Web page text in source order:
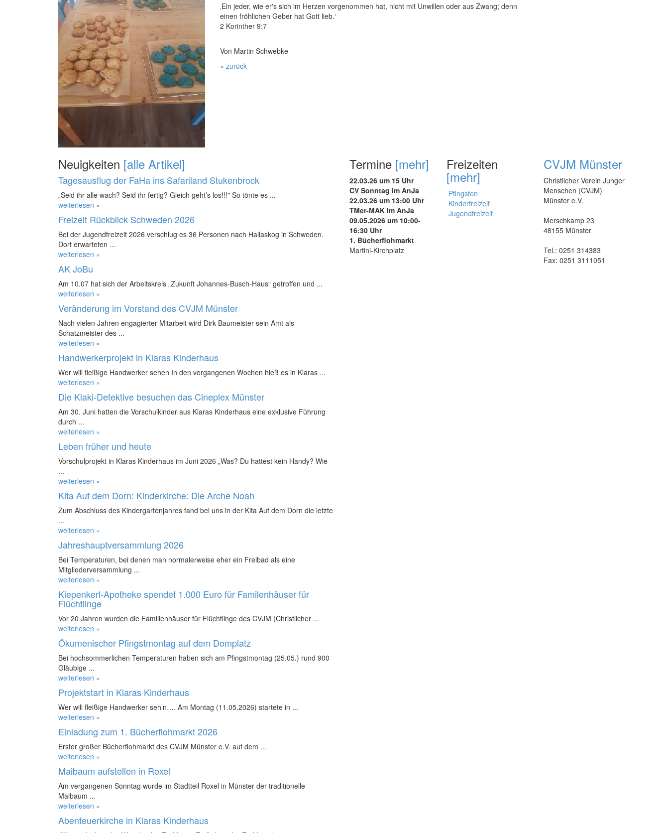
‚Ein jeder, wie er's sich im Herzen vorgenommen hat, nicht mit Unwillen oder aus Zwang; denn
einen fröhlichen Geber hat Gott lieb.‘
2 Korinther 9:7
Von Martin Schwebke
« zurück
Neuigkeiten [alle Artikel]
Tagesausflug der FaHa ins Safariland Stukenbrock
„Seid ihr alle wach? Seid ihr fertig? Gleich geht’s los!!!" So tönte es ...
weiterlesen »
Freizeit Rückblick Schweden 2026
Bei der Jugendfreizeit 2026 verschlug es 36 Personen nach Hallaskog in Schweden.
Dort erwarteten ...
weiterlesen »
AK JoBu
Am 10.07 hat sich der Arbeitskreis „Zukunft Johannes-Busch-Haus“ getroffen und ...
weiterlesen »
Veränderung im Vorstand des CVJM Münster
Nach vielen Jahren engagierter Mitarbeit wird Dirk Baumeister sein Amt als
Schatzmeister des ...
weiterlesen »
Handwerkerprojekt in Klaras Kinderhaus
Wer will fleißige Handwerker sehen In den vergangenen Wochen hieß es in Klaras ...
weiterlesen »
Die Klaki-Detektive besuchen das Cineplex Münster
Am 30. Juni hatten die Vorschulkinder aus Klaras Kinderhaus eine exklusive Führung
durch ...
weiterlesen »
Leben früher und heute
Vorschulprojekt in Klaras Kinderhaus im Juni 2026 „Was? Du hattest kein Handy? Wie
...
weiterlesen »
Kita Auf dem Dorn: Kinderkirche: Die Arche Noah
Zum Abschluss des Kindergartenjahres fand bei uns in der Kita Auf dem Dorn die letzte
...
weiterlesen »
Jahreshauptversammlung 2026
Bei Temperaturen, bei denen man normalerweise eher ein Freibad als eine
Mitgliederversammlung ...
weiterlesen »
Kiepenkerl-Apotheke spendet 1.000 Euro für Familenhäuser für
Flüchtlinge
Vor 20 Jahren wurden die Familienhäuser für Flüchtlinge des CVJM (Christlicher ...
weiterlesen »
Ökumenischer Pfingstmontag auf dem Domplatz
Bei hochsommerlichen Temperaturen haben sich am Pfingstmontag (25.05.) rund 900
Gläubige ...
weiterlesen »
Projektstart in Klaras Kinderhaus
Wer will fleißige Handwerker seh’n…. Am Montag (11.05.2026) startete in ...
weiterlesen »
Einladung zum 1. Bücherflohmarkt 2026
Erster großer Bücherflohmarkt des CVJM Münster e.V. auf dem ...
weiterlesen »
Maibaum aufstellen in Roxel
Am vergangenen Sonntag wurde im Stadtteil Roxel in Münster der traditionelle
Maibaum ...
weiterlesen »
Abenteuerkirche in Klaras Kinderhaus
Termine [mehr]
22.03.26 um 15 Uhr
CV Sonntag im AnJa
22.03.26 um 13:00 Uhr
TMer-MAK im AnJa
09.05.2026 um 10:00-
16:30 Uhr
1. Bücherflohmarkt
Martini-Kirchplatz
Freizeiten
[mehr]
Pfingsten
Kinderfreizeit
Jugendfreizeit
CVJM Münster
Christlicher Verein Junger
Menschen (CVJM)
Münster e.V.
Merschkamp 23
48155 Münster
Tel.: 0251 314383
Fax: 0251 3111051